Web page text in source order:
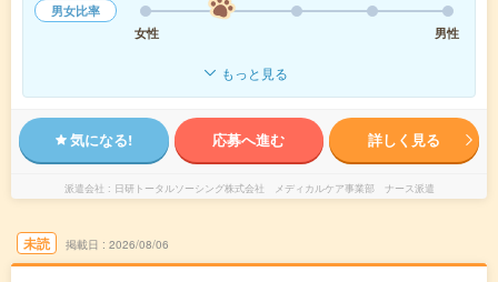
男女比率
女性
男性
もっと見る
気になる! 応募へ進む 詳しく見る
派遣会社 日研トータルソーシング株式会社 メディカルケア事業部 ナース派遣
未読 掲載日 2026/08/06